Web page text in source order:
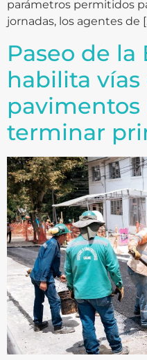
parámetros permitidos
jornadas, los agentes de
Paseo de la
habilita vías
pavimentos
terminar